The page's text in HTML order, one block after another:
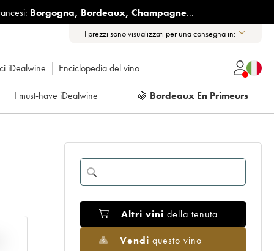
Borgogna, Bordeaux, Champagne...
I prezzi sono visualizzati per una consegna in:
iDealwine Enciclopedia del vino
I must-have iDealwine 🍇 Bordeaux En Primeurs
Altri vini della tenuta
Vendi questo vino